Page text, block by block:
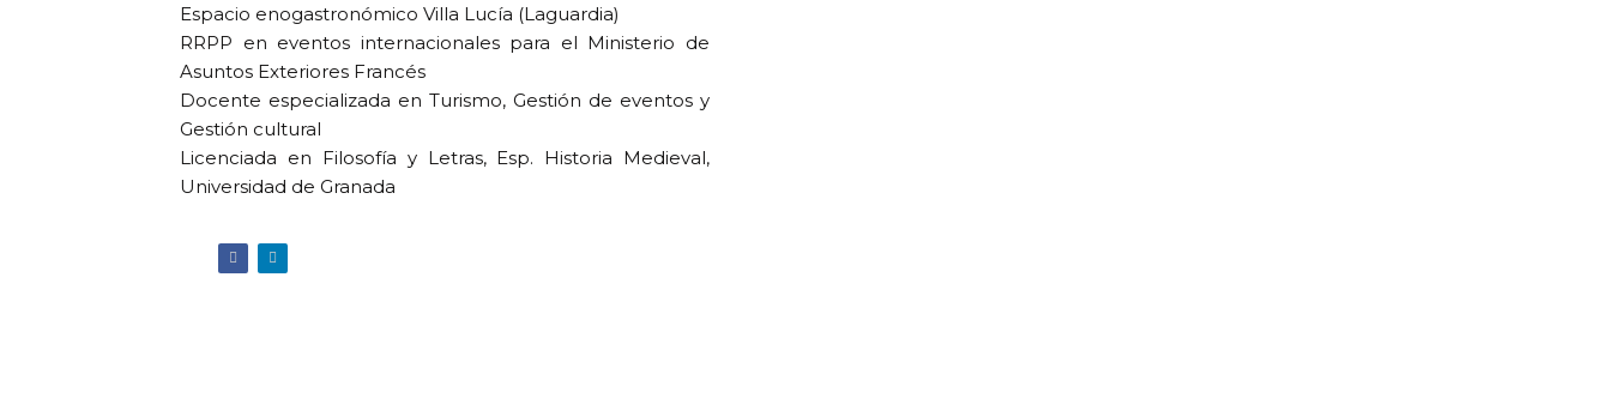
Espacio enogastronómico Villa Lucía (Laguardia)
RRPP en eventos internacionales para el Ministerio de
Asuntos Exteriores Francés
Docente especializada en Turismo, Gestión de eventos y
Gestión cultural
Licenciada en Filosofía y Letras, Esp. Historia Medieval,
Universidad de Granada